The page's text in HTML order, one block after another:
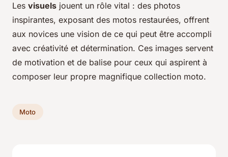
Les visuels jouent un rôle vital : des photos
inspirantes, exposant des motos restaurées, offrent
aux novices une vision de ce qui peut être accompli
avec créativité et détermination. Ces images servent
de motivation et de balise pour ceux qui aspirent à
composer leur propre magnifique collection moto.
Moto